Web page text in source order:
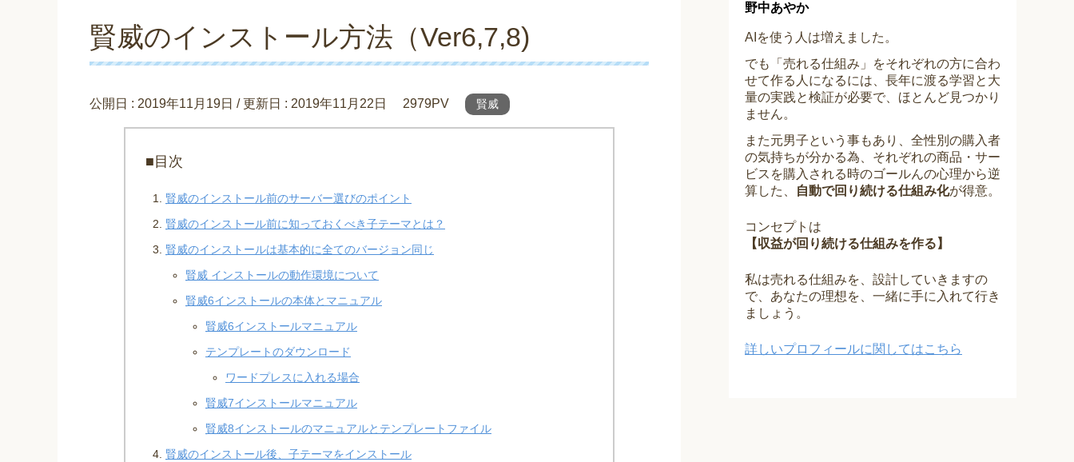
賢威のインストール方法（Ver6,7,8)
公開日 : 2019年11月19日 / 更新日 : 2019年11月22日 2979PV 賢威
■目次
賢威のインストール前のサーバー選びのポイント
賢威のインストール前に知っておくべき子テーマとは？
賢威のインストールは基本的に全てのバージョン同じ
賢威 インストールの動作環境について
賢威6インストールの本体とマニュアル
賢威6インストールマニュアル
テンプレートのダウンロード
ワードプレスに入れる場合
賢威7インストールマニュアル
賢威8インストールのマニュアルとテンプレートファイル
賢威のインストール後、子テーマをインストール
野中あやか
AIを使う人は増えました。
でも「売れる仕組み」をそれぞれの方に合わ
せて作る人になるには、長年に渡る学習と大
量の実践と検証が必要で、ほとんど見つかり
ません。
また元男子という事もあり、全性別の購入者
の気持ちが分かる為、それぞれの商品・サー
ビスを購入される時のゴールんの心理から逆
算した、
自動で回り続ける仕組み化が得意。
コンセプトは
【収益が回り続ける仕組みを作る】
私は売れる仕組みを、設計していきますの
で、あなたの理想を、一緒に手に入れて行き
ましょう。
詳しいプロフィールに関してはこちら